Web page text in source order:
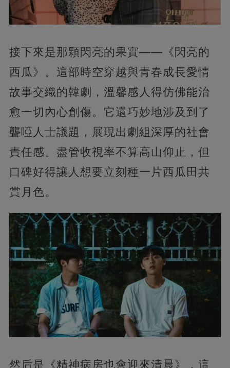
接下來是那顆閃亮的果實——《閃亮的
西瓜》。這部時空穿越與青春成長愛情
故事交織的韓劇，溫馨感人得仿佛能治
愈一切內心創傷。它還巧妙地涉及到了
聾啞人士議題，展現出劇組深厚的社會
責任感。盡管收視率不算高山仰止，但
口碑好得讓人想要立刻種一片西瓜田共
賞月色。
然后是《精神病房也會迎來清晨》，這